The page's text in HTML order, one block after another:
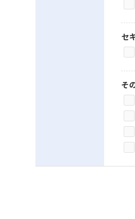
セ
そ